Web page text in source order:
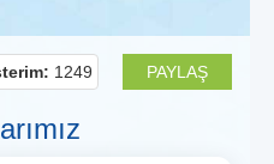
PAYLAŞ
1249